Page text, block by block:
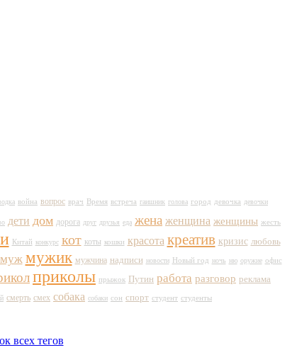
война вопрос врач Время встреча гаишник голова город девочка девочки
дети дом дорога друг друзья еда жена женщина женщины жесть
Китай конкурс кот коты кошки красота креатив кризис любовь
муж мужик мужчина надписи новости Новый год ночь ню оружие офис
приколы прыжок Путин работа разговор реклама
смерть смех собака собаки сон спорт студент студенты